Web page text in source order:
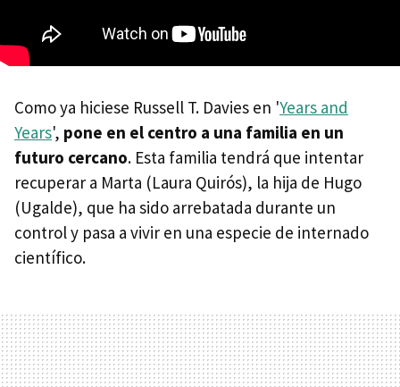
Como ya hiciese Russell T. Davies en 'Years and
Years', pone en el centro a una familia en un
futuro cercano. Esta familia tendrá que intentar
recuperar a Marta (Laura Quirós), la hija de Hugo
(Ugalde), que ha sido arrebatada durante un
control y pasa a vivir en una especie de internado
científico.